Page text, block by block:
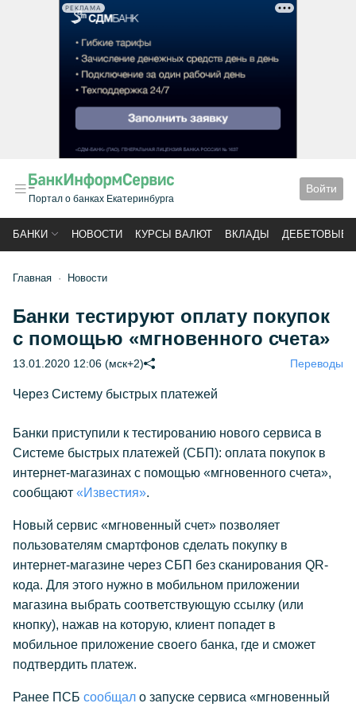
РЕКЛАМА
Портал о банках Екатеринбурга
Войти
БАНКИ НОВОСТИ КУРСЫ ВАЛЮТ ВКЛАДЫ ДЕБЕТОВЫЕ
Главная Новости
Банки тестируют оплату покупок
с помощью «мгновенного счета»
13.01.2020 12:06 (мск+2) Переводы
Через Систему быстрых платежей
Банки приступили к тестированию нового сервиса в
Системе быстрых платежей (СБП): оплата покупок в
интернет-магазинах с помощью «мгновенного счета»,
сообщают «Известия».
Новый сервис «мгновенный счет» позволяет
пользователям смартфонов сделать покупку в
интернет-магазине через СБП без сканирования QR-
кода. Для этого нужно в мобильном приложении
магазина выбрать соответствующую ссылку (или
кнопку), нажав на которую, клиент попадет в
мобильное приложение своего банка, где и сможет
подтвердить платеж.
Ранее ПСБ сообщал о запуске сервиса «мгновенный